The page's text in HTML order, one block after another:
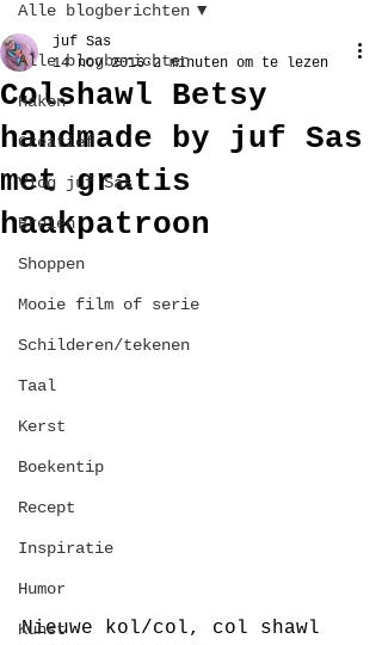
Alle blogberichten
Haken
Creatief
Vlog juf Sas
Breien
Shoppen
Mooie film of serie
Schilderen/tekenen
Taal
Kerst
Boekentip
Recept
Inspiratie
Humor
Kunst
Alle blogberichten
Colshawl Betsy
handmade by juf Sas
met gratis
haakpatroon
juf Sas
14 nov 2016 2 minuten om te lezen
Nieuwe kol/col, col shawl